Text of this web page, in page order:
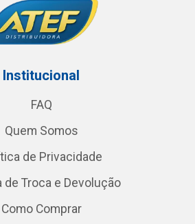
Institucional
FAQ
Quem Somos
de Privacidade
de Troca e Devolução
Como Comprar